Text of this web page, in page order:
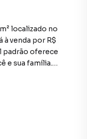
localizado no
venda por R$
padrão oferece
e sua família.
com
sala de estar